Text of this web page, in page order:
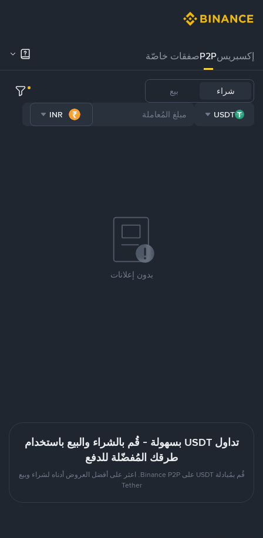
إكسبريسP2Pصفقات خاصّة
شراء بيع
USDT
INR
بدون إعلانات
تداول USDT بسهولة - قُم بالشراء والبيع باستخدام
طرقك المُفضّلة للدفع
قُم بمُبادلة USDT على Binance P2P. اعثر على أفضل العروض أدناه لشراء وبيع
Tether